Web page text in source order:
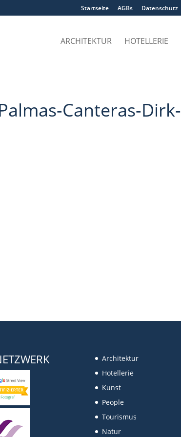
Startseite AGBs Datenschutz
ARCHITEKTUR HOTELLERIE
Canteras-Dirk-
Architektur
Hotellerie
Kunst
People
Tourismus
Natur